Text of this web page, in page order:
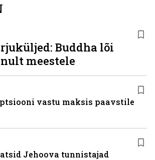
Buddha lõi
meestele
vastu maksis paavstile
Jehoova tunnistajad